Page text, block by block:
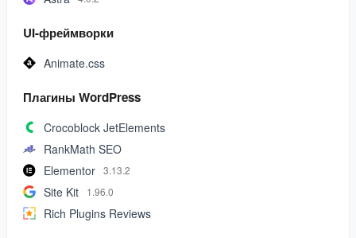
UI-фреймворки
Animate.css
Плагины WordPress
Crocoblock JetElements
RankMath SEO
Elementor 3.13.2
Site Kit 1.96.0
Rich Plugins Reviews